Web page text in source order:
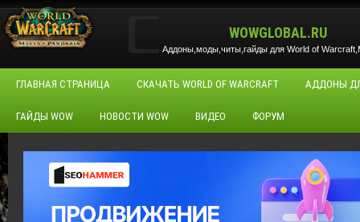
WOWGLOBAL.RU
Аддоны,моды,читы,гайды для World of
ГЛАВНАЯ СТРАНИЦА СКАЧАТЬ WORLD OF WARCRAFT АДДОНЫ
ГАЙДЫ WOW НОВОСТИ WOW ВИДЕО ФОРУМ